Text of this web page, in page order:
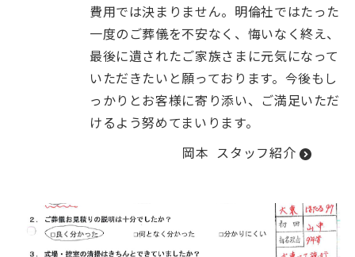
費用では決まりません。明倫社ではたった
一度のご葬儀を不安なく、悔いなく終え、
最後に遺されたご家族さまに元気になって
いただきたいと願っております。今後もし
っかりとお客様に寄り添い、ご満足いただ
けるよう努めてまいります。
岡本 スタッフ紹介